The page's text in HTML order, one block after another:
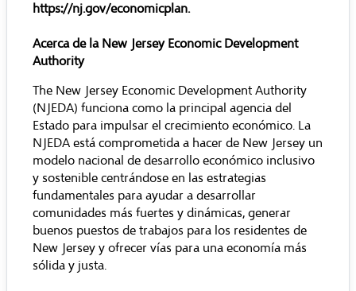
https://nj.gov/economicplan.
Acerca de la New Jersey Economic Development
Authority
The New Jersey Economic Development Authority
(NJEDA) funciona como la principal agencia del
Estado para impulsar el crecimiento económico. La
NJEDA está comprometida a hacer de New Jersey un
modelo nacional de desarrollo económico inclusivo
y sostenible centrándose en las estrategias
fundamentales para ayudar a desarrollar
comunidades más fuertes y dinámicas, generar
buenos puestos de trabajos para los residentes de
New Jersey y ofrecer vías para una economía más
sólida y justa.